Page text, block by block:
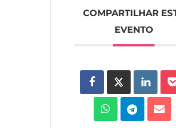
COMPARTILHAR
EVENTO